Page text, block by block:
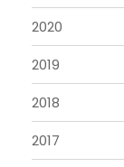
2020
2019
2018
2017